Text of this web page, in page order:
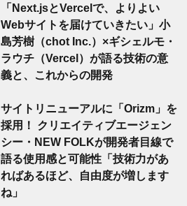
「Next.jsとVercelで、よりよい
Webサイトを届けていきたい」小
島芳樹（chot Inc.）×ギシェルモ・
ラウチ（Vercel）が語る技術の意
義と、これからの開発
サイトリニューアルに「Orizm」を
採用！ クリエイティブエージェン
シー・NEW FOLKが開発者目線で
語る使用感と可能性「技術力があ
ればあるほど、自由度が増します
ね」